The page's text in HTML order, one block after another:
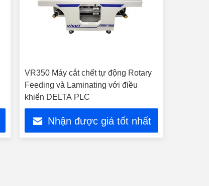
VR350 Máy cắt chết tự động Rotary
Feeding và Laminating với điều
khiển DELTA PLC
Nhận được giá tốt nhất